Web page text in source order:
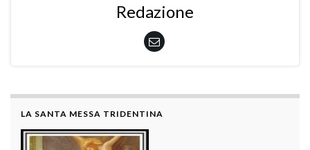
Redazione
LA SANTA MESSA TRIDENTINA